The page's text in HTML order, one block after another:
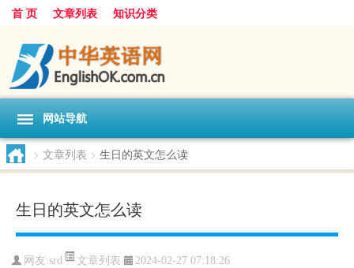
首 页 文章列表 知识分类
网站导航
> 文章列表 > 生日的英文怎么读
生日的英文怎么读
网友:srd 文章列表 2024-02-27 07:18:26